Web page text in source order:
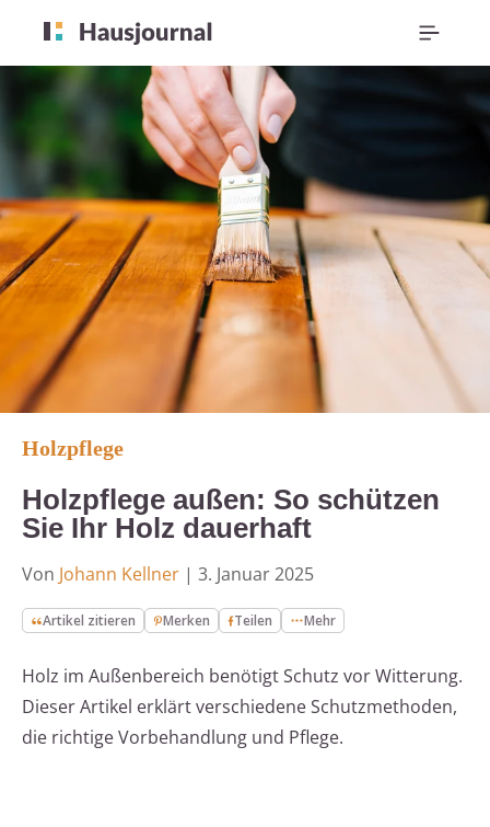
Holzpflege
Holzpflege außen: So schützen
Sie Ihr Holz dauerhaft
Von Johann Kellner | 3. Januar 2025
Artikel zitieren Merken Teilen Mehr
Holz im Außenbereich benötigt Schutz vor Witterung.
Dieser Artikel erklärt verschiedene Schutzmethoden,
die richtige Vorbehandlung und Pflege.